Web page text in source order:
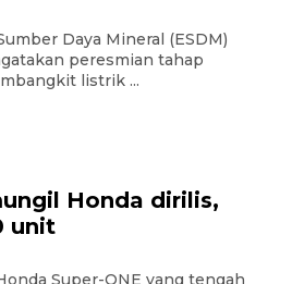
Daya Mineral (ESDM)
peresmian tahap
listrik ...
Honda dirilis,
unit
Super-ONE yang tengah